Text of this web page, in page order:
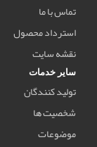
تماس با ما
استرداد محصول
نقشه سایت
سایر خدمات
تولید کنندگان
شخصیت ها
موضوعات